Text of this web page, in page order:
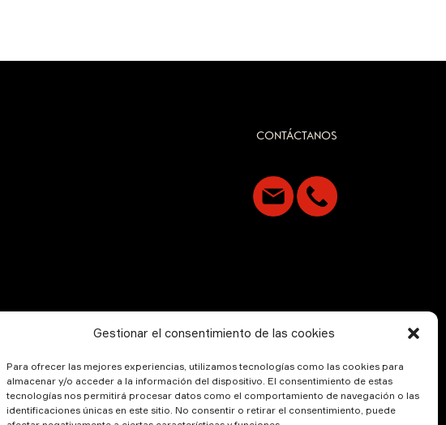
Gestionar el consentimiento de las cookies
Para ofrecer las mejores experiencias, utilizamos tecnologías como las cookies para
almacenar y/o acceder a la información del dispositivo. El consentimiento de estas
tecnologías nos permitirá procesar datos como el comportamiento de navegación o las
identificaciones únicas en este sitio. No consentir o retirar el consentimiento, puede
CONTÁCTANOS